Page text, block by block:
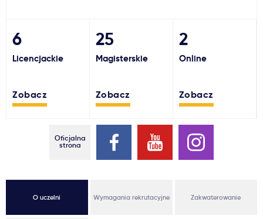
Usługi
6
Licencjackie
Zobacz
25
Magisterskie
Zobacz
2
Online
Zobacz
Oficjalna
strona
O uczelni Wymagania rekrutacyjne Zakwaterowanie